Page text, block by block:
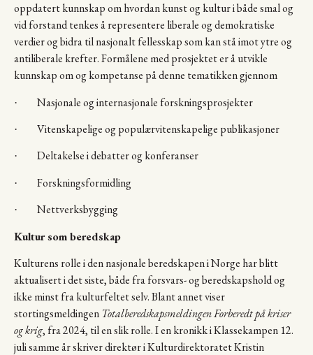
oppdatert kunnskap om hvordan kunst og kultur i både smal og
vid forstand tenkes å representere liberale og demokratiske
verdier og bidra til nasjonalt fellesskap som kan stå imot ytre og
antiliberale krefter. Formålene med prosjektet er å utvikle
kunnskap om og kompetanse på denne tematikken gjennom
·Nasjonale og internasjonale forskningsprosjekter
· Vitenskapelige og populærvitenskapelige publikasjoner
· Deltakelse i debatter og konferanser
· Forskningsformidling
·Nettverksbygging
Kultur som beredskap
Kulturens rolle i den nasjonale beredskapen i Norge har blitt
aktualisert i det siste, både fra forsvars- og beredskapshold og
ikke minst fra kulturfeltet selv. Blant annet viser
stortingsmeldingen Totalberedskapsmeldingen Forberedt på kriser
og krig, fra 2024, til en slik rolle. I en kronikk i Klassekampen 12.
juli samme år skriver direktør i Kulturdirektoratet Kristin